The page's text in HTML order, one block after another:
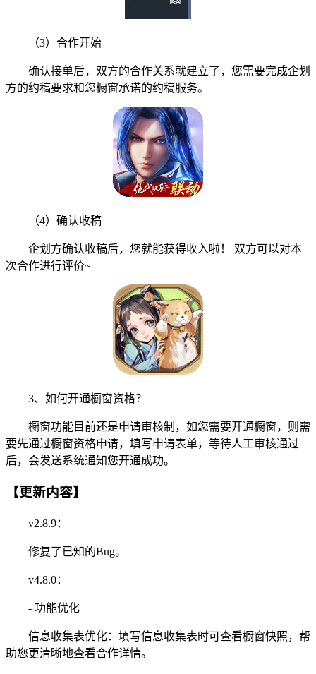
（3）合作开始
确认接单后，双方的合作关系就建立了，您需要完成企划
方的约稿要求和您橱窗承诺的约稿服务。
（4）确认收稿
企划方确认收稿后，您就能获得收入啦！ 双方可以对本
次合作进行评价~
3、如何开通橱窗资格？
橱窗功能目前还是申请审核制，如您需要开通橱窗，则需
要先通过橱窗资格申请，填写申请表单，等待人工审核通过
后，会发送系统通知您开通成功。
【更新内容】
v2.8.9：
修复了已知的Bug。
v4.8.0：
- 功能优化
信息收集表优化：填写信息收集表时可查看橱窗快照，帮
助您更清晰地查看合作详情。